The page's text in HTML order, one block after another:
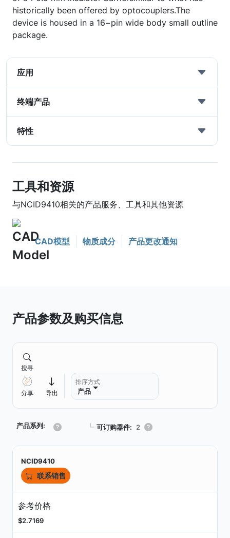
historically been offered by optocouplers.The
device is housed in a 16−pin wide body small outline
package.
应用
终端产品
特性
工具和资源
与NCID9410相关的产品服务、工具和其他资源
CAD模型 物质成分 产品更改通知
产品参数及购买信息
搜寻
分享 导出
排序方式
产品
产品系列: ┗ 可订购器件: 2
NCID9410
联系销售
参考价格
$2.7169